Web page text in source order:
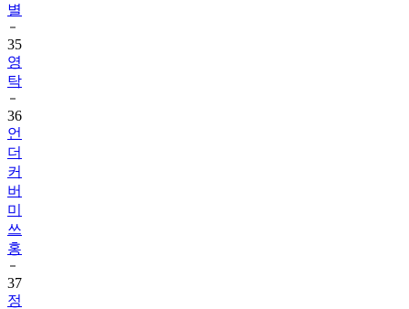
별
35
영
탁
36
언
더
커
버
미
쓰
홍
37
정